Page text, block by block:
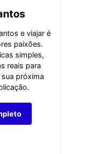
e viajar é
paixões.
simples,
reais para
próxima